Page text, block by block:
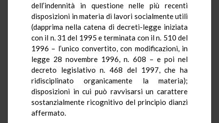
dell’indennità in questione nelle più recenti
disposizioni in materia di lavori socialmente utili
(dapprima nella catena di decreti-legge iniziata
con il n. 31 del 1995 e terminata con il n. 510 del
1996 – l’unico convertito, con modificazioni, in
legge 28 novembre 1996, n. 608 – e poi nel
decreto legislativo n. 468 del 1997, che ha
ridisciplinato organicamente la materia);
disposizioni in cui può ravvisarsi un carattere
sostanzialmente ricognitivo del principio dianzi
affermato.